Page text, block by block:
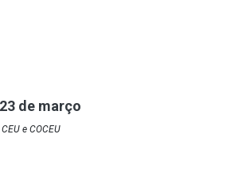
de março
e COCEU